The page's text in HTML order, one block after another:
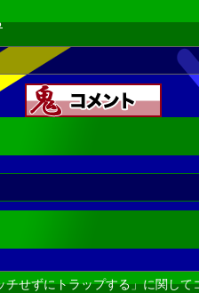
チせずにトラップする」に関して